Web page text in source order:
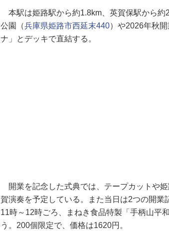
本駅は姫路駅から約1.8km、英賀保駅から約
公園（兵庫県姫路市西延末440）や2026年秋
ナ」とデッキで直結する。
開業を記念した式典では、テープカットや
賀演奏を予定している。また当日は2つの開業
11時～12時ごろ、まねき食品特製「手柄山平
う。200個限定で、価格は1620円。